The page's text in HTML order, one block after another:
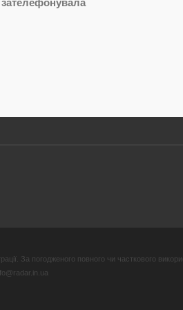
зателефонувала
За погодженого повного чи часткового